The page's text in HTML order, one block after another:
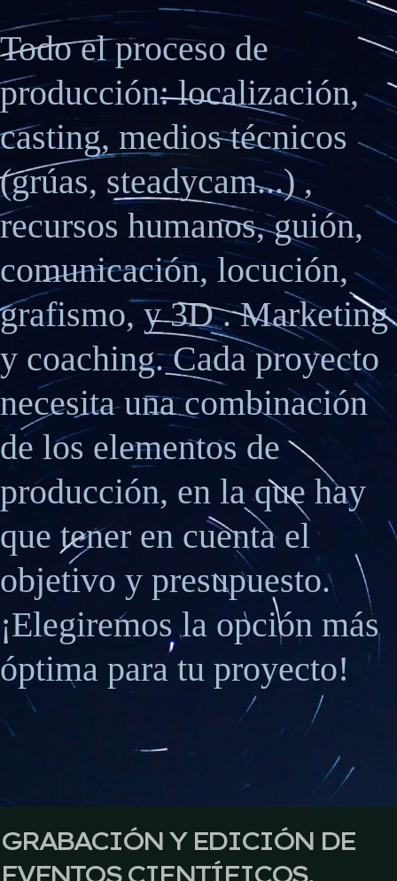
Todo el proceso de
producción: localización,
casting, medios técnicos
(grúas, steadycam...) ,
recursos humanos, guión,
comunicación, locución,
grafismo, y 3D . Marketing
y coaching. Cada proyecto
necesita una combinación
de los elementos de
producción, en la que hay
que tener en cuenta el
objetivo y presupuesto.
¡Elegiremos la opción más
óptima para tu proyecto!
GRABACIÓN Y EDICIÓN DE
EVENTOS CIENTÍFICOS,